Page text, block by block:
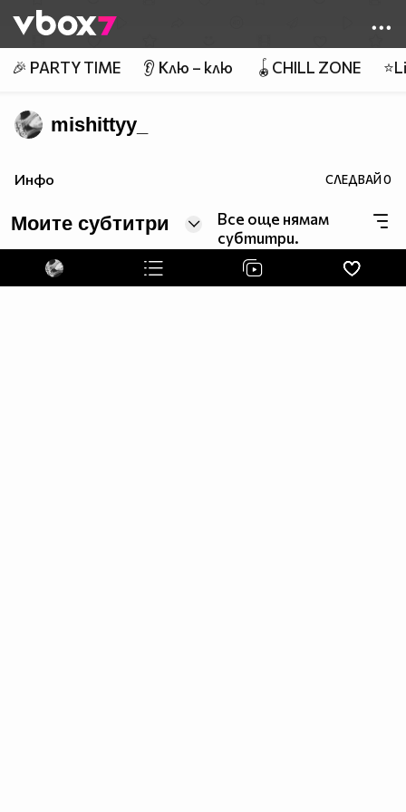
👾
🎉 PARTY TIME 👂 Клю – клю 🪀CHILL ZONE
mishittyy_
Инфо СЛЕДВАЙ0
Моите субтитри
Все още нямам
субтитри.